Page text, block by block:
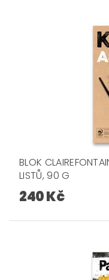
BLOK
LISTŮ, 90 G
240 Kč